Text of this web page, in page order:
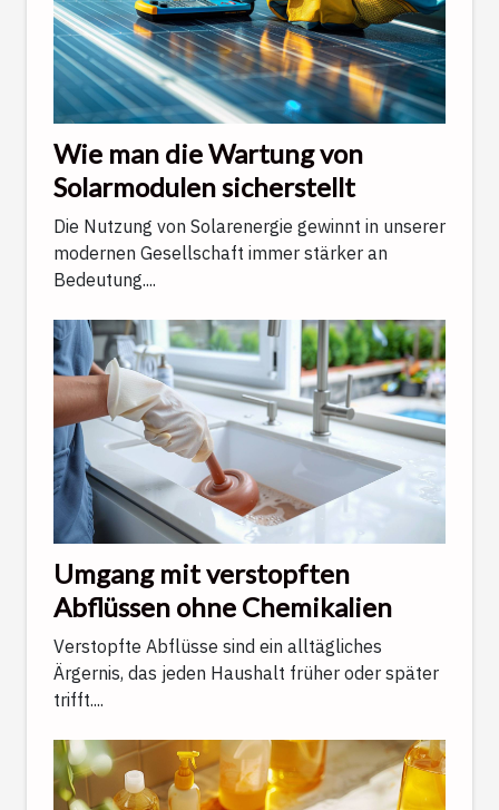
Wie man die Wartung von
Solarmodulen sicherstellt
Die Nutzung von Solarenergie gewinnt in unserer
modernen Gesellschaft immer stärker an
Bedeutung....
Umgang mit verstopften
Abflüssen ohne Chemikalien
Verstopfte Abflüsse sind ein alltägliches
Ärgernis, das jeden Haushalt früher oder später
trifft....